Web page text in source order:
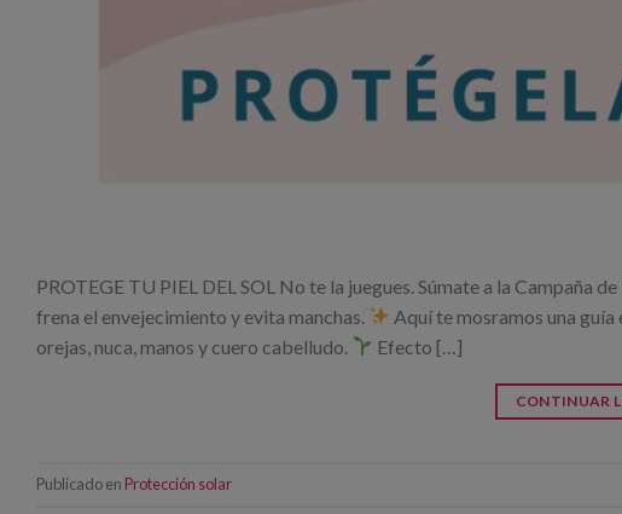
PROTEGE TU PIEL DEL SOL No te la juegues. Súmate a la Campaña
frena el envejecimiento y evita manchas.
Aquí te mosramos una
orejas, nuca, manos y cuero cabelludo.
Efecto […]
CONTINUAR
Publicado en Protección solar